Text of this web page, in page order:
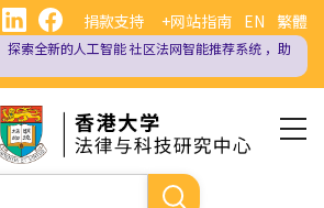
EN 繁體
捐款支持 +网站指南
探索全新的人工智能社区法网智能推荐系统 ，助